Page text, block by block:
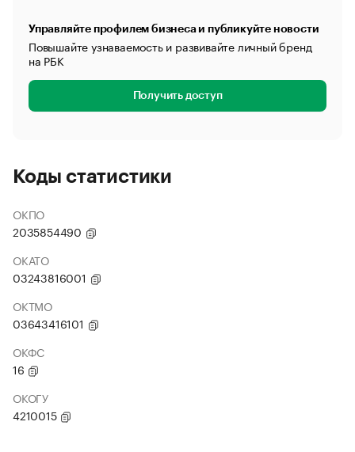
Управляйте профилем бизнеса и публикуйте новости
Повышайте узнаваемость и развивайте личный бренд
на РБК
Получить доступ
Коды статистики
ОКПО
2035854490
ОКАТО
03243816001
ОКТМО
03643416101
ОКФС
16
ОКОГУ
4210015